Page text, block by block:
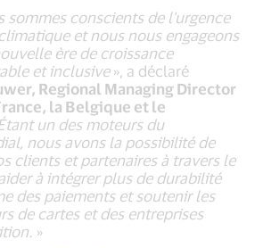
sommes conscients de l'urgence
et nous nous engageons
ère de croissance
et inclusive», a déclaré
Regional Managing Director
la Belgique et le
un des moteurs du
nous avons la possibilité de
clients et partenaires à travers le
à intégrer plus de durabilité
des paiements et soutenir les
de cartes et des entreprises
»